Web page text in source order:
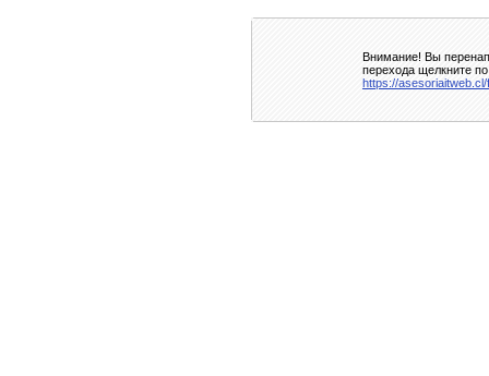
Внимание! Вы
перехода щелкните
https://